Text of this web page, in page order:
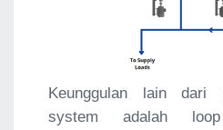
Keunggulan lain dari
system adalah